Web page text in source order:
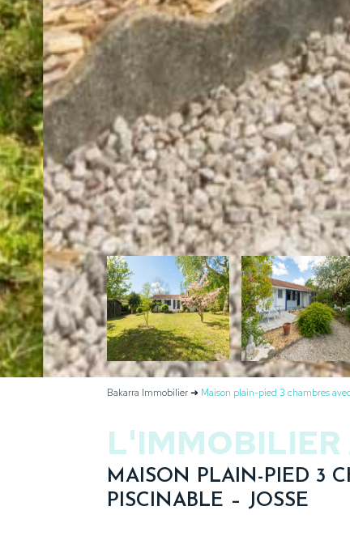
Bakarra Immobilier➜ Maison plain-pied 3 chambres
L'IMMOBILIER
MAISON PLAIN-PIED 3
PISCINABLE – JOSSE